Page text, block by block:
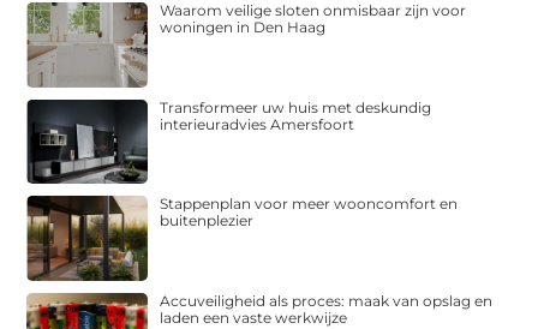
Waarom veilige sloten onmisbaar zijn voor
woningen in Den Haag
Transformeer uw huis met deskundig
interieuradvies Amersfoort
Stappenplan voor meer wooncomfort en
buitenplezier
Accuveiligheid als proces: maak van opslag en
laden een vaste werkwijze